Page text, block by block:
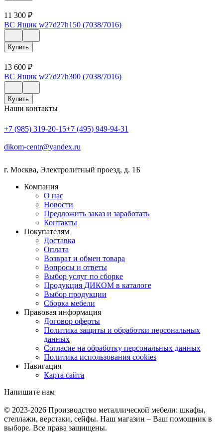
11 300 ₽
ВС Ящик w27d27h150 (7038/7016)
Купить
13 600 ₽
ВС Ящик w27d27h300 (7038/7016)
Купить
Наши контакты
+7 (985) 319-20-15+7 (495) 949-94-31
dikom-centr@yandex.ru
г. Москва, Электролитный проезд, д. 1Б
Компания
О нас
Новости
Предложить заказ и заработать
Контакты
Покупателям
Доставка
Оплата
Возврат и обмен товара
Вопросы и ответы
Выбор услуг по сборке
Продукция ДИКОМ в каталоге
Выбор продукции
Сборка мебели
Правовая информация
Договор оферты
Политика защиты и обработки персональных
данных
Согласие на обработку персональных данных
Политика использования cookies
Навигация
Карта сайта
Напишите нам
© 2023-2026 Производство металлической мебели: шкафы,
стеллажи, верстаки, сейфы. Наш магазин – Ваш помощник в
выборе. Все права защищены.